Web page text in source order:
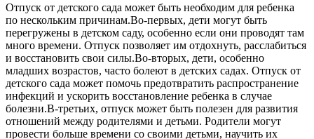
Отпуск от детского сада может быть необходим для ребенка
по нескольким причинам.Во-первых, дети могут быть
перегружены в детском саду, особенно если они проводят там
много времени. Отпуск позволяет им отдохнуть, расслабиться
и восстановить свои силы.Во-вторых, дети, особенно
младших возрастов, часто болеют в детских садах. Отпуск от
детского сада может помочь предотвратить распространение
инфекций и ускорить восстановление ребенка в случае
болезни.В-третьих, отпуск может быть полезен для развития
отношений между родителями и детьми. Родители могут
провести больше времени со своими детьми, научить их